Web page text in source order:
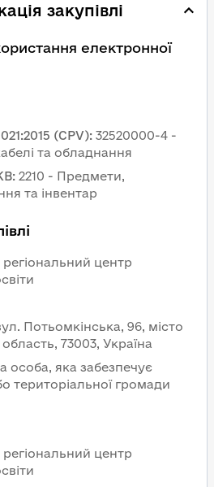
закупівлі
електронної
(CPV): 32520000-4 -
та обладнання
: 2210 - Предмети,
та інвентар
центр
Потьомкінська, 96, місто
73003, Україна
особа, яка забезпечує
територіальної громади
центр